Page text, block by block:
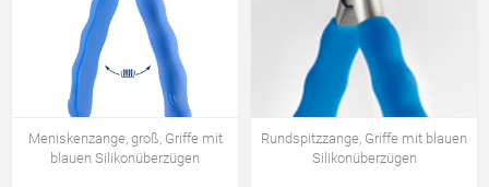
Meniskenzange, groß, Griffe mit
blauen Silikonüberzügen
Rundspitzzange, Griffe mit blauen
Silikonüberzügen